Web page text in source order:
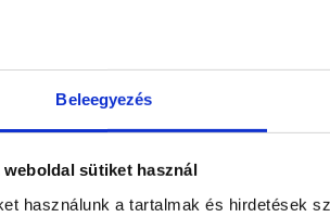
Beleegyezés
weboldal sütiket használ
használunk a tartalmak és hirdetések